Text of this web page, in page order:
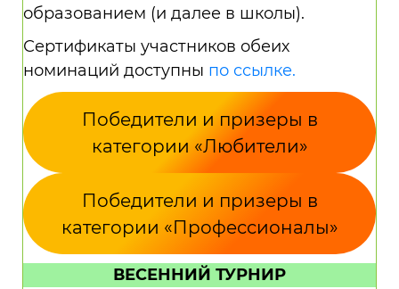
образованием (и далее в школы).
Сертификаты участников обеих
номинаций доступны по ссылке.
Победители и призеры в
категории «Любители»
Победители и призеры в
категории «Профессионалы»
ВЕСЕННИЙ ТУРНИР